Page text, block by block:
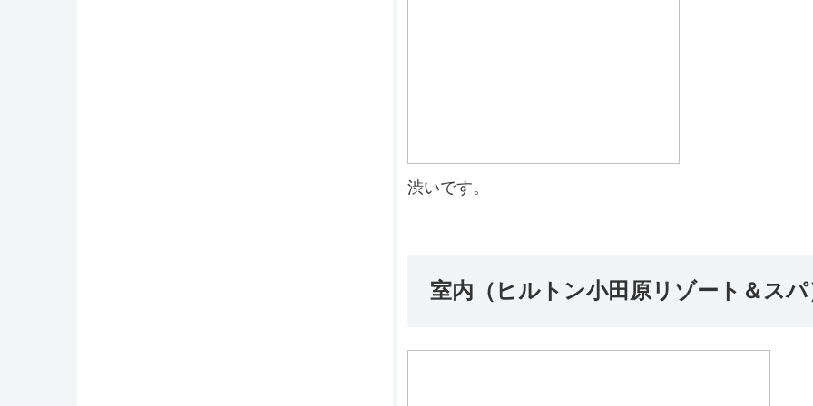
渋いです。
室内（ヒルトン小田原リゾート＆スパ